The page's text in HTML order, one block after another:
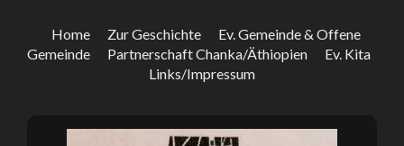
Home Zur Geschichte
Ev. Gemeinde & Offene
Gemeinde
Partnerschaft Chanka/Äthiopien
Ev. Kita
Links/Impressum